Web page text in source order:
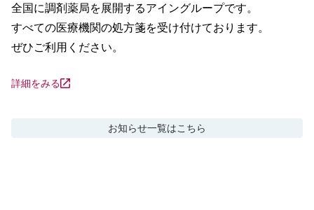
全国に調剤薬局を展開するアイングループです。
すべての医療機関の処方箋を受け付けております。
ぜひご利用ください。
詳細をみる
お知らせ一覧はこちら